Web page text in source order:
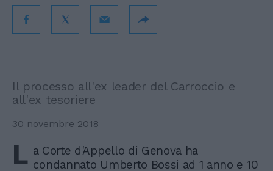
Il processo all'ex leader del Carroccio e
all'ex tesoriere
30 novembre 2018
L a Corte d'Appello di Genova ha
condannato Umberto Bossi ad 1 anno e 10